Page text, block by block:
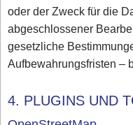
oder der Zweck für die
abgeschlossener
gesetzliche
Aufbewahrungsfristen –
4. PLUGINS UND